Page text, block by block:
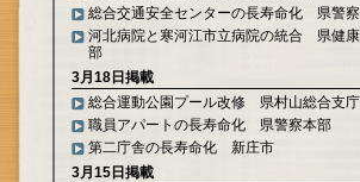
総合交通安全センターの長寿命化 県警
河北病院と寒河江市立病院の統合 県健
部
3月18日掲載
総合運動公園プール改修 県村山総合支庁
職員アパートの長寿命化 県警察本部
第二庁舎の長寿命化 新庄市
3月15日掲載